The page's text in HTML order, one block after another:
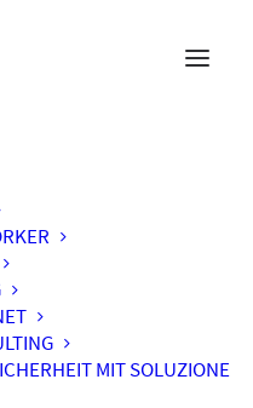
MIT SOLUZIONE